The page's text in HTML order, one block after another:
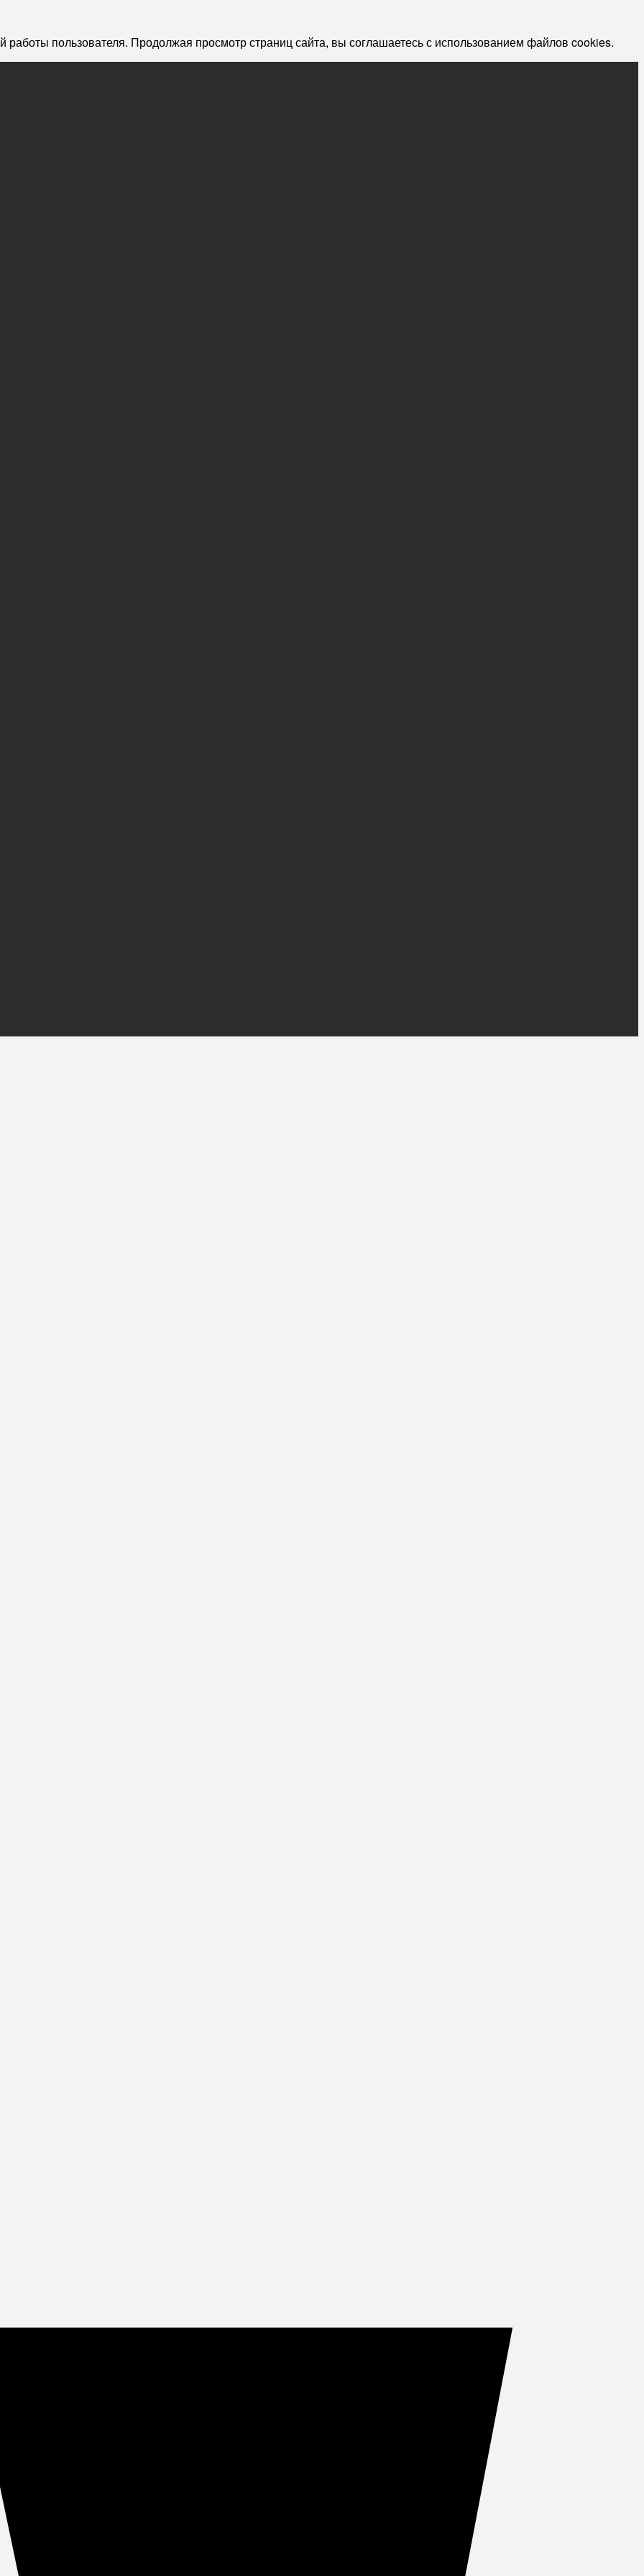
пользователя. Продолжая просмотр страниц сайта, вы соглашаетесь с использованием файлов cookies.